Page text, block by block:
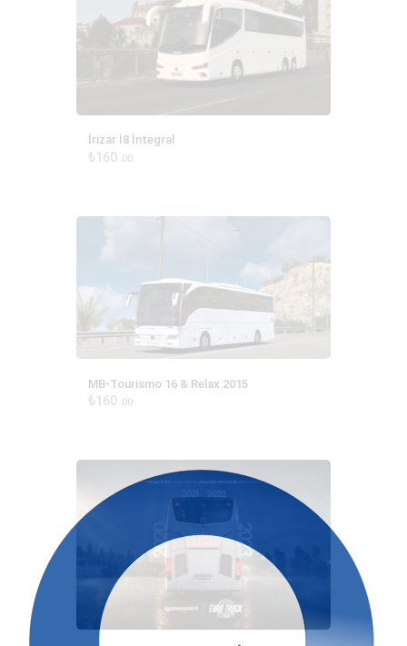
İrizar İ8 İntegral
₺160 00
MB-Tourismo 16 & Relax 2015
₺160 00